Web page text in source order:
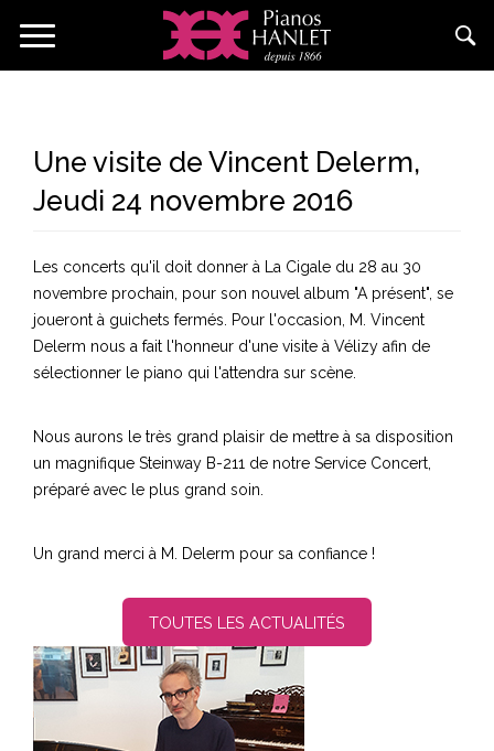
Toggle
Une visite de Vincent Delerm,
Jeudi 24 novembre 2016
Les concerts qu'il doit donner à La Cigale du 28 au 30
novembre prochain, pour son nouvel album "A présent", se
joueront à guichets fermés. Pour l'occasion, M. Vincent
Delerm nous a fait l'honneur d'une visite à Vélizy afin de
sélectionner le piano qui l'attendra sur scène.
Nous aurons le très grand plaisir de mettre à sa disposition
un magnifique Steinway B-211 de notre Service Concert,
préparé avec le plus grand soin.
Un grand merci à M. Delerm pour sa confiance !
TOUTES LES ACTUALITÉS